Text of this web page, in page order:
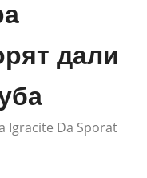
дали
Igracite Da Sporat